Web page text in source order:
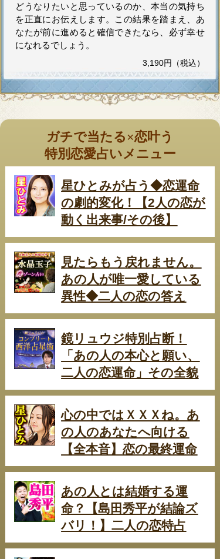
どうなりたいと思っているのか、本当の気持ち
を正直にお伝えします。この結果を踏まえ、あ
なたが前に進めると確信できたなら、必ず幸せ
になれるでしょう。
3,190円（税込）
ガチで当たる×恋叶う
特別恋愛占いメニュー
星ひとみが占う◆恋運命
の劇的変化！【2人の恋が
動く出来事/その後】
見たらもう戻れません。
あの人が唯一愛している
異性◆二人の恋の答え
鏡リュウジ特別占断！
「あの人の本心と願い、
二人の恋運命」その全貌
心の中ではＸＸＸね。あ
の人のあなたへ向ける
【全本音】恋の最終運命
あの人とは結婚する運
命？【島田秀平が結論ズ
バリ！】二人の恋特占